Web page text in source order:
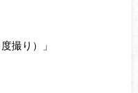
撮り）」